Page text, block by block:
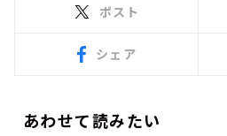
ポスト
シェア
あわせて読みたい